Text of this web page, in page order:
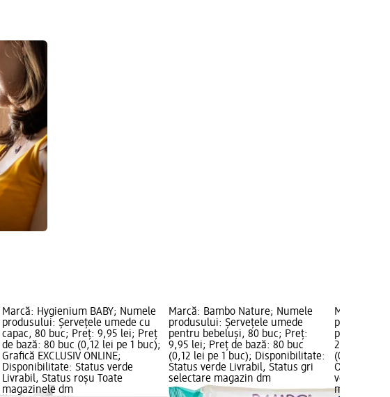
Marcă: Hygienium BABY; Numele
produsului: Șervețele umede cu
capac, 80 buc; Preț: 9,95 lei; Preț
de bază: 80 buc (0,12 lei pe 1 buc);
Grafică EXCLUSIV ONLINE;
Disponibilitate: Status verde
Livrabil, Status roșu Toate
magazinele dm
Marcă: Bambo Nature; Numele
produsului: Şerveţele umede
pentru bebeluşi, 80 buc; Preț:
9,95 lei; Preț de bază: 80 buc
(0,12 lei pe 1 buc); Disponibilitate:
Status verde Livrabil, Status gri
selectare magazin dm
Marcă:
produsului:
pentru
20,95 lei;
(0,35 lei pe
ONLINE;
verde
magazinele